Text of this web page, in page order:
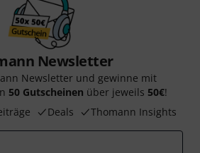
Newsletter
Newsletter und gewinne mit
50 Gutscheinen über jeweils 50€!
Deals Thomann Insights